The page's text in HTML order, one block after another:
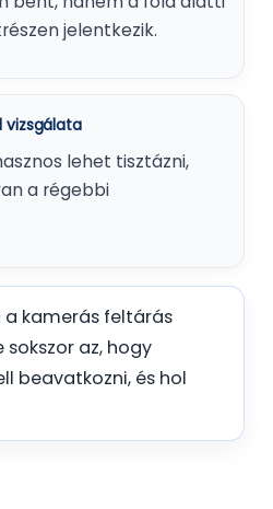
jelentkezik.
vizsgálata
lehet tisztázni,
a régebbi
a kamerás feltárás
az, hogy
beavatkozni, és hol